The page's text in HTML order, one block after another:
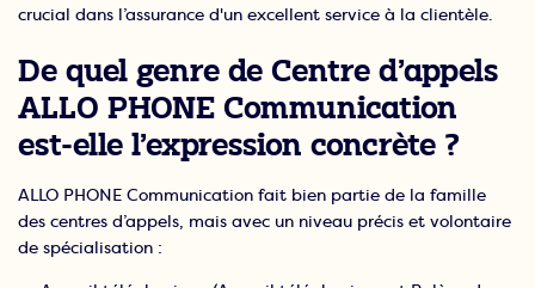
crucial dans l’assurance d'un excellent service à la clientèle.
De quel genre de Centre d’appels
ALLO PHONE Communication
est-elle l’expression concrète ?
ALLO PHONE Communication fait bien partie de la famille
des centres d’appels, mais avec un niveau précis et volontaire
de spécialisation :